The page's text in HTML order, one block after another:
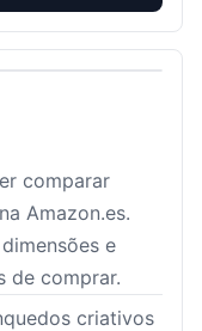
comparar
Amazon.es.
e
de comprar.
criativos